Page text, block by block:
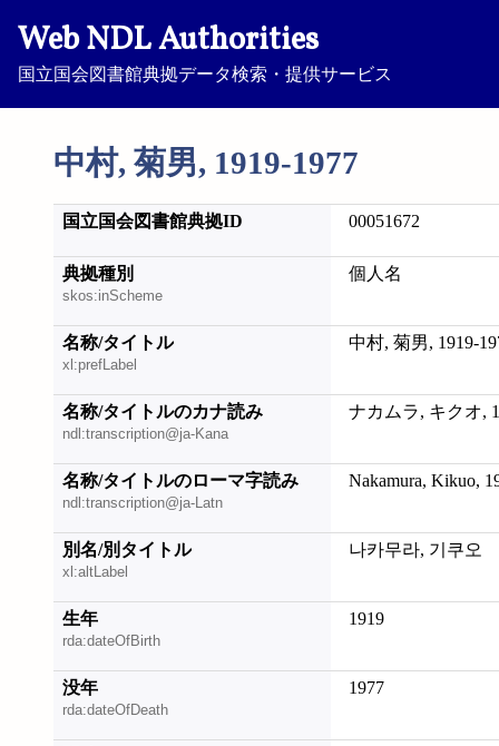
Web NDL Authorities
国立国会図書館典拠データ検索・提供サービス
中村, 菊男, 1919-1977
国立国会図書館典拠ID 00051672
典拠種別
skos:inScheme
個人名
名称/タイトル
xl:prefLabel
中村, 菊男, 1919-
名称/タイトルのカナ読み
ndl:transcription@ja-Kana
ナカムラ, キクオ,
名称/タイトルのローマ字読み
ndl:transcription@ja-Latn
Nakamura, Kikuo,
別名/別タイトル
xl:altLabel
나카무라, 기쿠오
生年
rda:dateOfBirth
1919
没年
rda:dateOfDeath
1977